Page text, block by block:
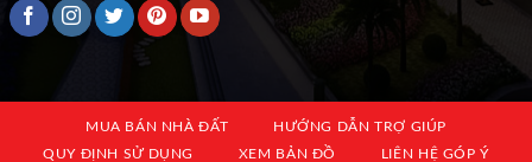
MUA BÁN NHÀ ĐẤT
HƯỚNG DẪN TRỢ GIÚP
QUY ĐỊNH SỬ DỤNG
XEM BẢN ĐỒ LIÊN HỆ GÓP Ý